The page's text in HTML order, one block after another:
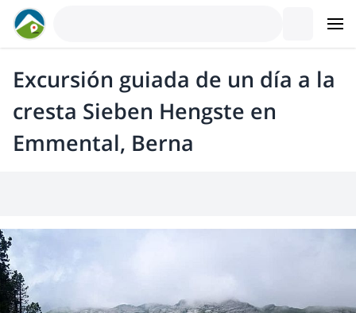
Excursión guiada de un día a la
cresta Sieben Hengste en
Emmental, Berna